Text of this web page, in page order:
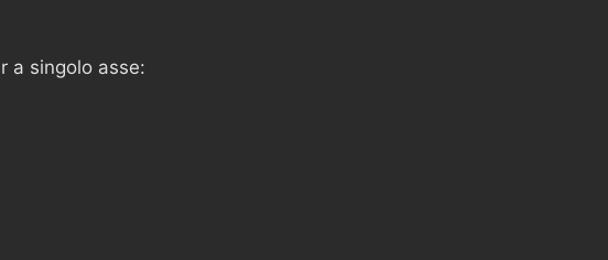
a singolo asse: